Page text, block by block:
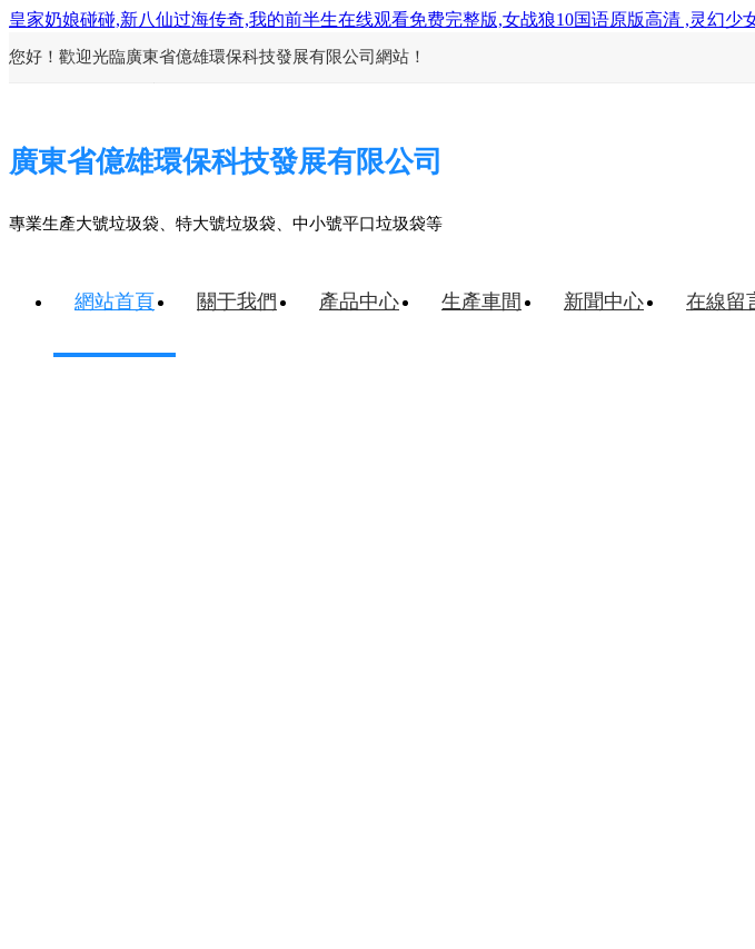
皇家奶娘碰碰,新八仙过海传奇,我的前半生在线观看免费完整版,女战狼10国语原版高清 ,灵幻
您好！歡迎光臨廣東省億雄環保科技發展有限公司網站！
返回首頁
生產車間
廣東省億雄環保科技發展有限公司
專業生產大號垃圾袋、特大號垃圾袋、中小號平口垃圾袋等
網站首頁 關于我們 產品中心 生產車間 新聞中心 在線留